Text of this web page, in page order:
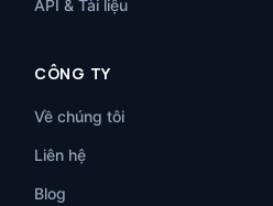
API & Tài liệu
CÔNG TY
Về chúng tôi
Liên hệ
Blog